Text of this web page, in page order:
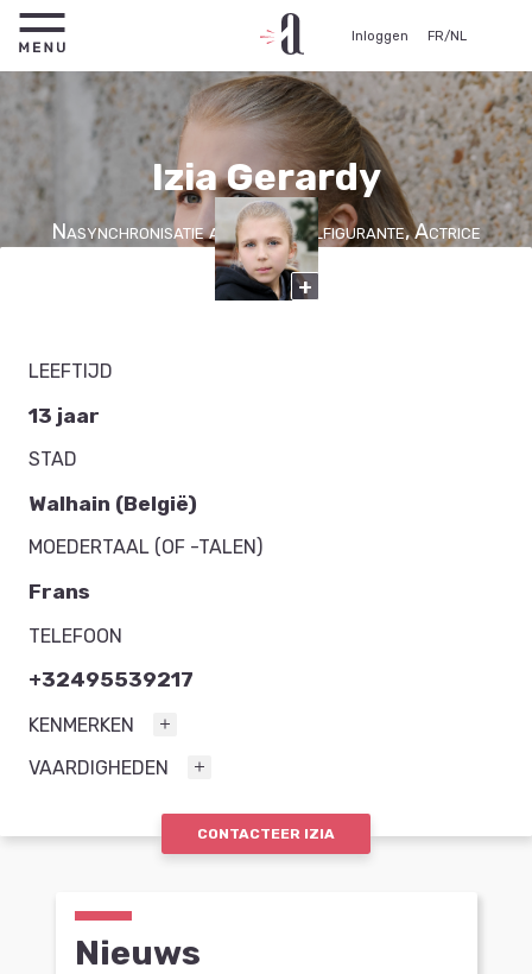
Inloggen FR/NL
Izia Gerardy
Nasynchronisatie actrice, Edelfigurante, Actrice
+
LEEFTIJD
13 jaar
STAD
Walhain (België)
MOEDERTAAL (OF -TALEN)
Frans
TELEFOON
+32495539217
KENMERKEN
VAARDIGHEDEN
CONTACTEER IZIA
Nieuws